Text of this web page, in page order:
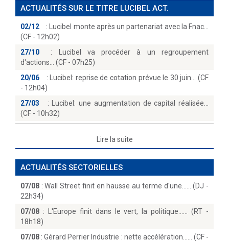
ACTUALITÉS SUR LE TITRE LUCIBEL ACT.
02/12 :
Lucibel monte après un partenariat avec la Fnac
(CF - 12h02)
27/10
:
Lucibel va procéder à un regroupement
d'actions… (CF - 07h25)
20/06
:
Lucibel: reprise de cotation prévue le 30 juin… (CF
- 12h04)
27/03
:
Lucibel: une augmentation de capital réalisée
(CF - 10h32)
Lire la suite
ACTUALITÉS SECTORIELLES
07/08 :Wall Street finit en hausse au terme d'une...… (DJ -
22h34)
07/08 :
L'Europe finit dans le vert, la politique...… (RT -
18h18)
07/08 :Gérard Perrier Industrie : nette accélération...… (CF -